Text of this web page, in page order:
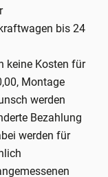
bis 24
keine Kosten für
Montage
werden
Bezahlung
werden für